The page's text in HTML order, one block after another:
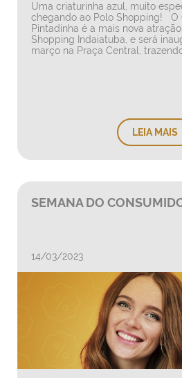
Uma criaturinha azul, muito
chegando ao Polo Shopping! O
Pintadinha é a mais nova
Shopping Indaiatuba, e será
março na Praça Central, trazendo
LEIA MAIS
SEMANA DO
14/03/2023